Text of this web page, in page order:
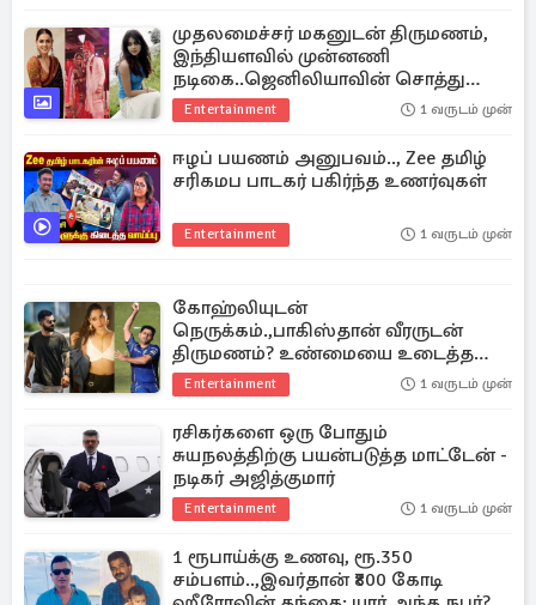
முதலமைச்சர் மகனுடன் திருமணம்,
இந்தியளவில் முன்னணி
நடிகை..ஜெனிலியாவின் சொத்து
மதிப்பு
Entertainment 1 வருடம் முன்
ஈழப் பயணம் அனுபவம்.., Zee தமிழ்
சரிகமப பாடகர் பகிர்ந்த உணர்வுகள்
Entertainment 1 வருடம் முன்
கோஹ்லியுடன்
நெருக்கம்.,பாகிஸ்தான் வீரருடன்
திருமணம்? உண்மையை உடைத்த
தமன்னா
Entertainment 1 வருடம் முன்
ரசிகர்களை ஒரு போதும்
சுயநலத்திற்கு பயன்படுத்த மாட்டேன் -
நடிகர் அஜித்குமார்
Entertainment 1 வருடம் முன்
1 ரூபாய்க்கு உணவு, ரூ.350
சம்பளம்..,இவர்தான் ₹800 கோடி